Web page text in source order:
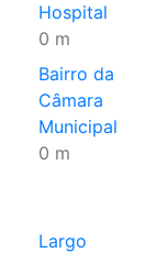
Hospital
0 m
Bairro da
Câmara
Municipal
0 m
Largo